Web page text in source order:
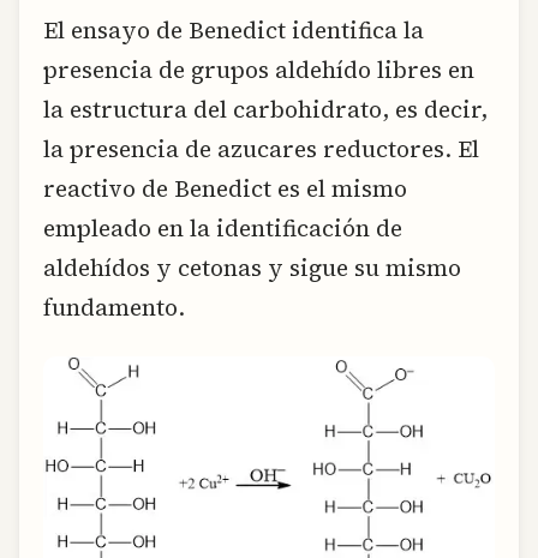
El ensayo de Benedict identifica la
presencia de grupos aldehído libres en
la estructura del carbohidrato, es decir,
la presencia de azucares reductores. El
reactivo de Benedict es el mismo
empleado en la identificación de
aldehídos y cetonas y sigue su mismo
fundamento.